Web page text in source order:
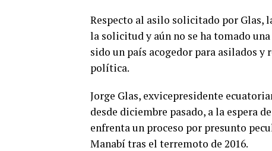
Respecto al asilo solicitado por Glas,
la solicitud y aún no se ha tomado
sido un país acogedor para asilados y
política.
Jorge Glas, exvicepresidente
desde diciembre pasado, a la espera
enfrenta un proceso por presunto
Manabí tras el terremoto de 2016.